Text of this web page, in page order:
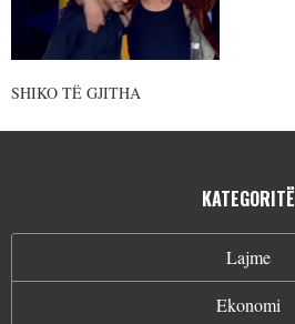
SHIKO TË GJITHA
KATEGORITË
Lajme
Ekonomi